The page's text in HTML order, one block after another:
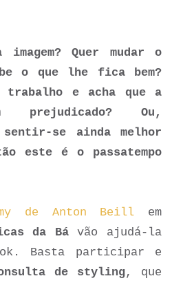
Quer mudar o
o que lhe fica bem?
trabalho e acha que a
prejudicado? Ou,
sentir-se ainda melhor
este é o passatempo
de Anton Beill em
da Bávão ajudá-la
Basta participar e
de styling, que